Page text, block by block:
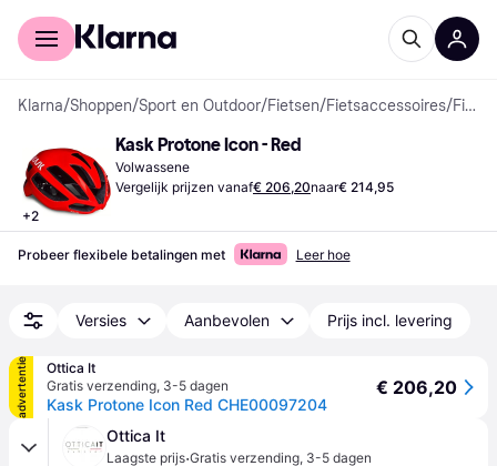
Voor shoppers
Klarna/Shoppen/Sport en Outdoor/Fietsen/Fietsaccessoires/ Fietshelmen
+2
Kask Protone Icon - Red
Volwassene
Vergelijk prijzen vanaf€ 206,20naar€ 214,95
Probeer flexibele betalingen met Leer hoe
Versies Aanbevolen Prijs incl. levering
advertentie
Ottica It
Gratis verzending, 3-5 dagen
Kask Protone Icon Red CHE00097204
€ 206,20
Ottica It
Laagste prijs·Gratis verzending, 3-5 dagen